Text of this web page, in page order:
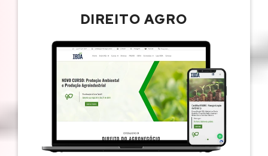
DIREITO AGRO